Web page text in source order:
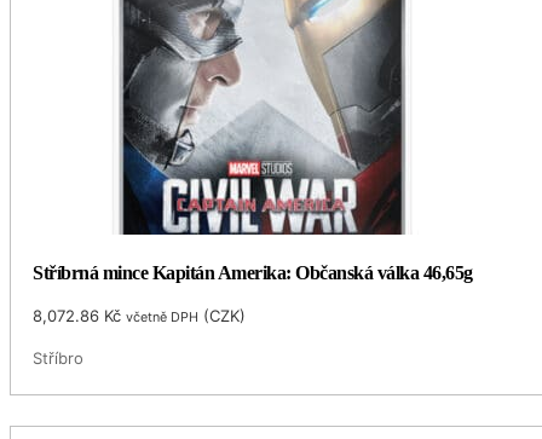
Stříbrná mince Kapitán Amerika: Občanská válka 46,65g
8,072.86 Kč včetně DPH (CZK)
Stříbro